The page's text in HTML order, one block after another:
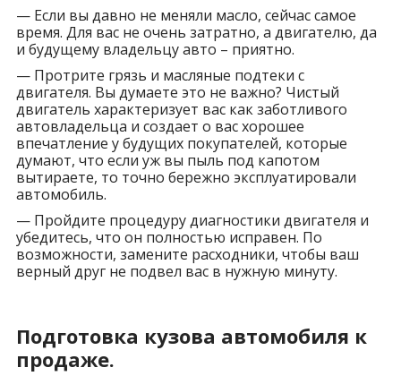
— Если вы давно не меняли масло, сейчас самое
время. Для вас не очень затратно, а двигателю, да
и будущему владельцу авто – приятно.
— Протрите грязь и масляные подтеки с
двигателя. Вы думаете это не важно? Чистый
двигатель характеризует вас как заботливого
автовладельца и создает о вас хорошее
впечатление у будущих покупателей, которые
думают, что если уж вы пыль под капотом
вытираете, то точно бережно эксплуатировали
автомобиль.
— Пройдите процедуру диагностики двигателя и
убедитесь, что он полностью исправен. По
возможности, замените расходники, чтобы ваш
верный друг не подвел вас в нужную минуту.
Подготовка кузова автомобиля к
продаже.